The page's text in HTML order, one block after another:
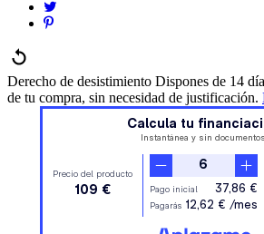
Derecho de desistimiento Dispones de 14
de tu compra, sin necesidad de justificación.